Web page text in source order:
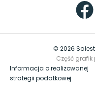
© 2026
Część grafik
Informacja o realizowanej
strategii podatkowej